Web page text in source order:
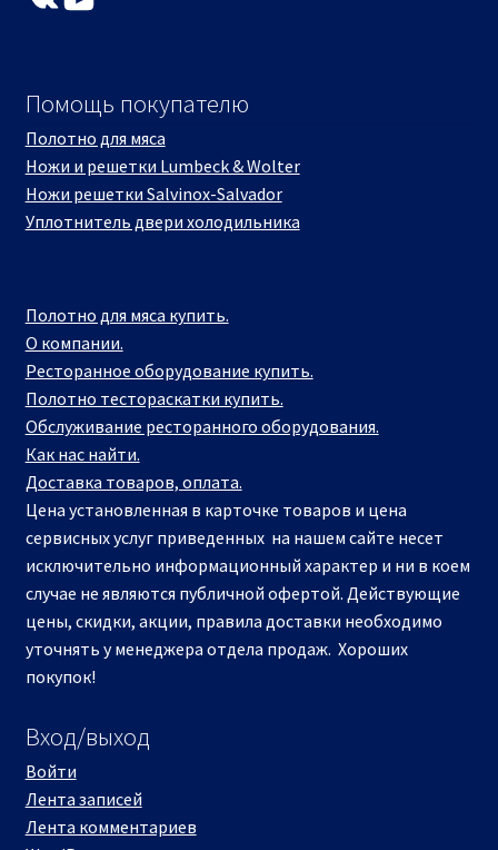
Помощь покупателю
Полотно для мяса
Ножи и решетки Lumbeck & Wolter
Ножи решетки Salvinox-Salvador
Уплотнитель двери холодильника
Полотно для мяса купить.
О компании.
Ресторанное оборудование купить.
Полотно тестораскатки купить.
Обслуживание ресторанного оборудования.
Как нас найти.
Доставка товаров, оплата.
Цена установленная в карточке товаров и цена
сервисных услуг приведенных на нашем сайте несет
исключительно информационный характер и ни в коем
случае не являются публичной офертой. Действующие
цены, скидки, акции, правила доставки необходимо
уточнять у менеджера отдела продаж. Хороших
покупок!
Вход/выход
Войти
Лента записей
Лента комментариев